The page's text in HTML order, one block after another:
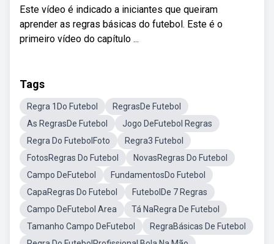
Este vídeo é indicado a iniciantes que queiram
aprender as regras básicas do futebol. Este é o
primeiro vídeo do capítulo ...
Tags
Regra 1Do Futebol
RegrasDe Futebol
As RegrasDe Futebol
Jogo DeFutebol Regras
Regra Do FutebolFoto
Regra3 Futebol
FotosRegras Do Futebol
NovasRegras Do Futebol
Campo DeFutebol
FundamentosDo Futebol
CapaRegras Do Futebol
FutebolDe 7 Regras
Campo DeFutebol Area
Tá NaRegra De Futebol
Tamanho Campo DeFutebol
RegraBásicas De Futebol